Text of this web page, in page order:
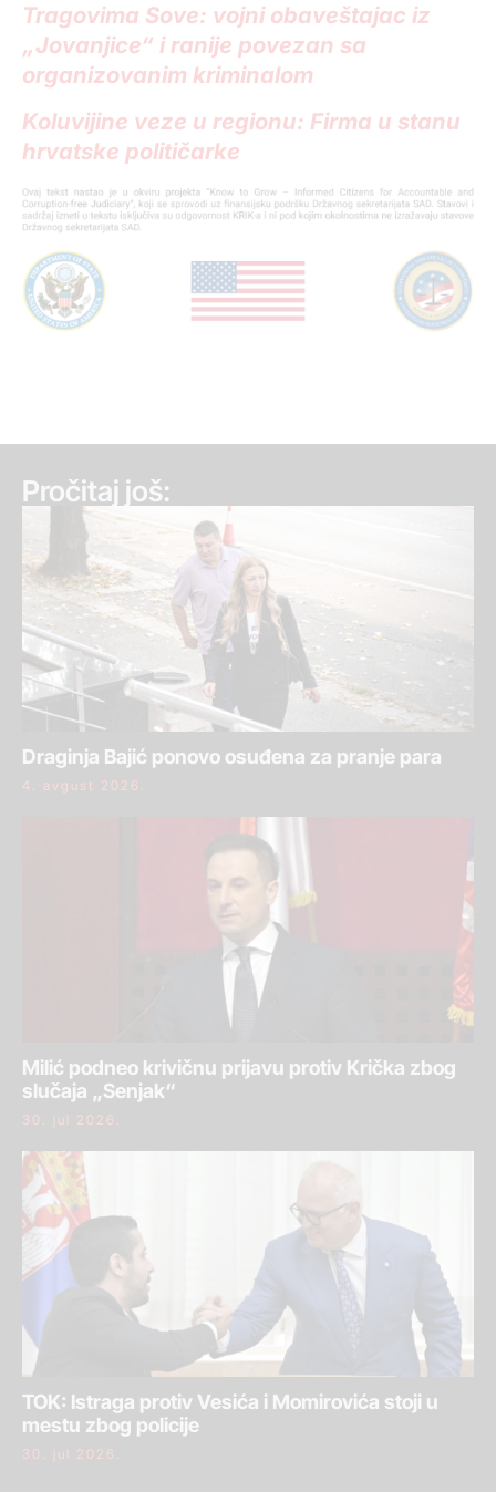
Tragovima Sove: vojni obaveštajac iz
„Jovanjice“ i ranije povezan sa
organizovanim kriminalom
Koluvijine veze u regionu: Firma u stanu
hrvatske političarke
Pročitaj još:
Draginja Bajić ponovo osuđena za pranje para
4. avgust 2026.
Milić podneo krivičnu prijavu protiv Krička zbog
slučaja „Senjak“
30. jul 2026.
TOK: Istraga protiv Vesića i Momirovića stoji u
mestu zbog policije
30. jul 2026.